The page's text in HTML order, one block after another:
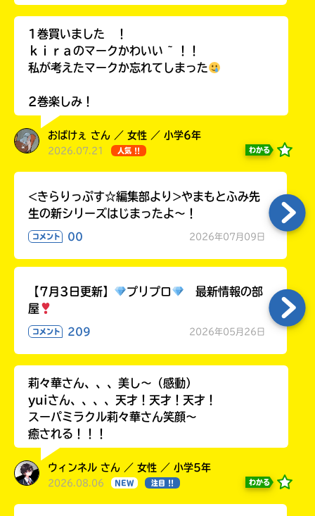
1巻買いました ！
ｋｉｒａのマークかわいい ~ ！！
私が考えたマークか忘れてしまった
2巻楽しみ！
おばけぇ さん ／ 女性 ／ 小学6年
2026.07.21 人気 !! わかる
<きらりっぷす☆編集部より>やまもとふみ先
生の新シリーズはじまったよ～！
コメント 00 2026年07月09日
【7月3日更新】 プリプロ
最新情報の部
屋
コメント 209 2026年05月26日
莉々華さん、、、美し〜（感動）
yuiさん、、、、天才！天才！天才！
スーパミラクル莉々華さん笑顔〜
癒される！！！
ウィンネル さん ／ 女性 ／ 小学5年
2026.08.06 NEW 注目 !! わかる